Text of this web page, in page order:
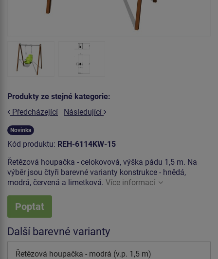
Produkty ze stejné kategorie:
Předcházející
Následující
Novinka
Kód produktu: REH-6114KW-15
Řetězová houpačka - celokovová, výška pádu 1,5 m. Na
výběr jsou čtyři barevné varianty konstrukce - hnědá,
modrá, červená a limetková. Více informací
Poptat
Další barevné varianty
Řetězová houpačka - modrá (v.p. 1,5 m)